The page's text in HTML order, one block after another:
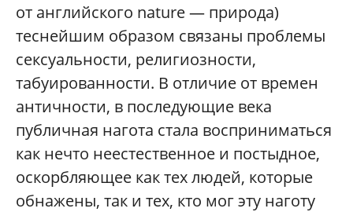
от английского nature — природа)
теснейшим образом связаны проблемы
сексуальности, религиозности,
табуированности. В отличие от времен
античности, в последующие века
публичная нагота стала восприниматься
как нечто неестественное и постыдное,
оскорбляющее как тех людей, которые
обнажены, так и тех, кто мог эту наготу